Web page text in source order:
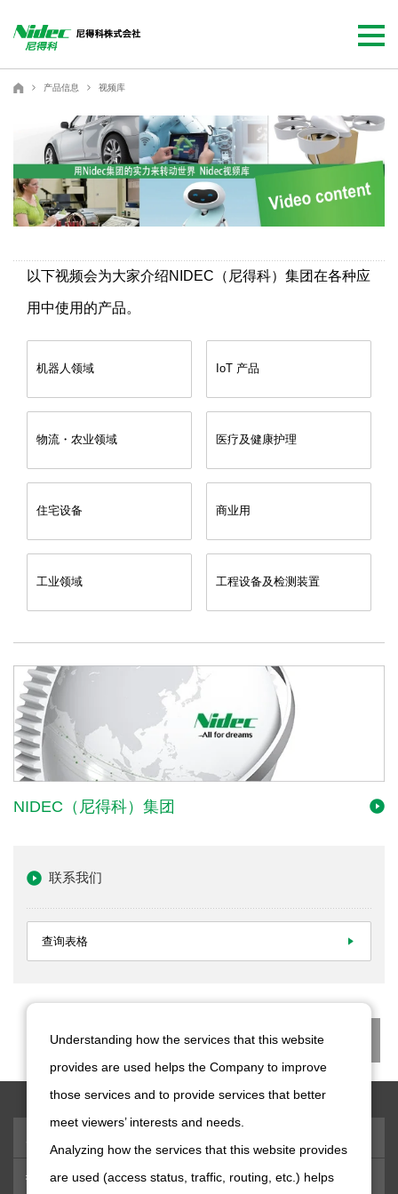
NIDEC - All for dreams - 尼得科株式会社
尼得科株式会社 - NIDEC CORPORATION
产品信息 视频库
以下视频会为大家介绍NIDEC（尼得科）集团在各种应
用中使用的产品。
机器人领域 IoT 产品
物流・农业领域 医疗及健康护理
住宅设备 商业用
工业领域 工程设备及检测装置
NIDEC（尼得科）集团
联系我们
查询表格
技术・事例
Understanding how the services that this website
provides are used helps the Company to improve
those services and to provide services that better
meet viewers’ interests and needs.
Analyzing how the services that this website provides
are used (access status, traffic, routing, etc.) helps